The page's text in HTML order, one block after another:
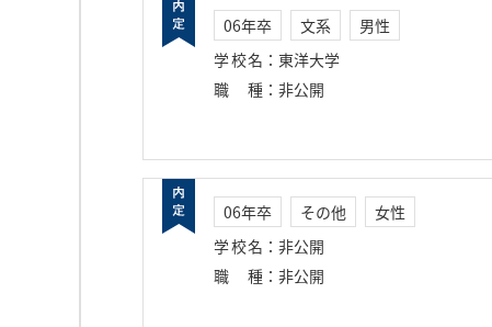
06年卒 文系
男性
学校名 ： 東洋大学
職種 ： 非公開
06年卒 その他
女性
学校名 ： 非公開
職種 ： 非公開